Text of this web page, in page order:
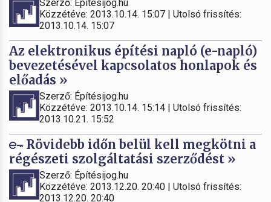
Szerző: Építésijog.hu
Közzétéve: 2013.10.14. 15:07 | Utolsó frissítés:
2013.10.14. 15:07
Az elektronikus építési napló (e-napló)
bevezetésével kapcsolatos honlapok és
előadás »
Szerző: Építésijog.hu
Közzétéve: 2013.10.14. 15:14 | Utolsó frissítés:
2013.10.21. 15:52
Rövidebb időn belül kell megkötni a
régészeti szolgáltatási szerződést »
Szerző: Építésijog.hu
Közzétéve: 2013.12.20. 20:40 | Utolsó frissítés:
2013.12.20. 20:40